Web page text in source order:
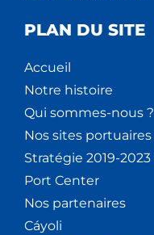
PLAN DU SITE
Accueil
Notre histoire
Qui sommes-nous ?
Nos sites portuaires
Stratégie 2019-2023
Port Center
Nos partenaires
Cáyoli